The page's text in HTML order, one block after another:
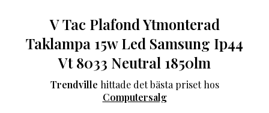
V Tac Plafond Ytmonterad
Taklampa 15w Led Samsung Ip44
Vt 8033 Neutral 1850lm
Trendville hittade det bästa priset hos
Computersalg